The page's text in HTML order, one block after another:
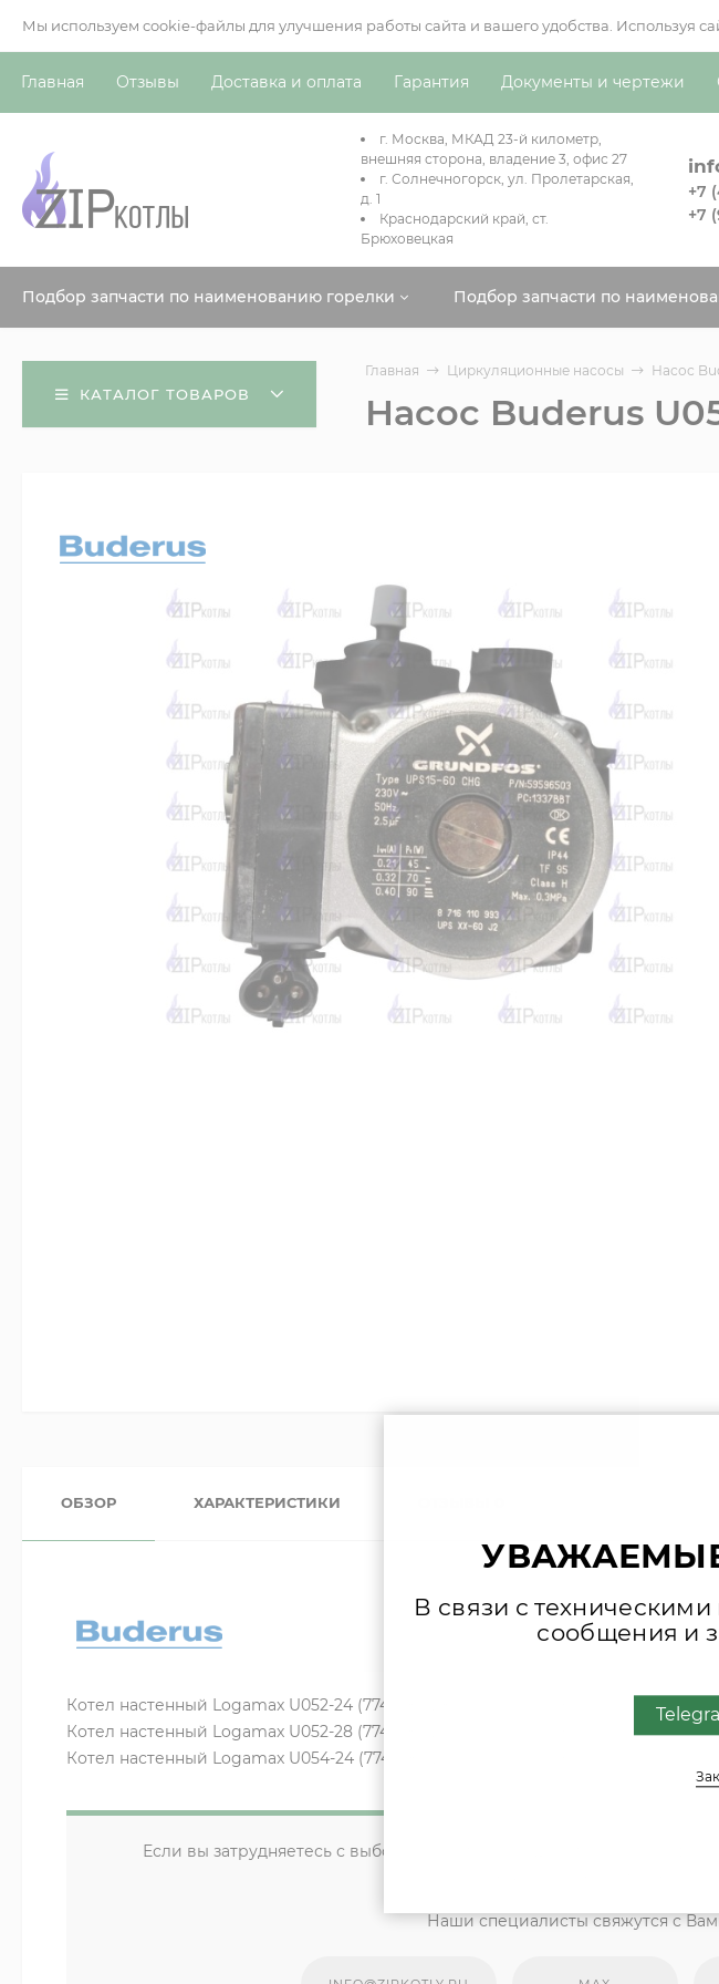
Мы используем cookie-файлы для улучшения работы сайта и вашего удобства.
Главная Отзывы Доставка и оплата Гарантия Документы и чертежи
г. Москва, МКАД 23-й километр,
внешняя сторона, владение 3, офис 27
г. Солнечногорск, ул. Пролетарская,
д. 1
Краснодарский край, ст.
Брюховецкая
+7
+7
Подбор запчасти по наименованию горелки Подбор запчасти по
КАТАЛОГ ТОВАРОВ
Главная Циркуляционные насосы Насос
Насос Buderus
ОБЗОР ХАРАКТЕРИСТИКИ
Котел настенный Logamax U052-24 (7747380128) / Насос / трубы
Котел настенный Logamax U052-28 (7747380129) / Насос / трубы
Котел настенный Logamax U054-24 (7747380125) / Насос / трубы
Если вы затрудняетесь с выбором комплектующих, присылайте фото
Наши специалисты свяжутся с
В связи с
сообщения и